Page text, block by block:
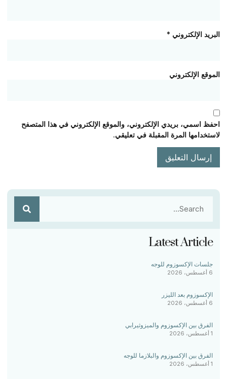
البريد الإلكتروني *
الموقع الإلكتروني
احفظ اسمي، بريدي الإلكتروني، والموقع الإلكتروني في هذا المتصفح
لاستخدامها المرة المقبلة في تعليقي.
Latest Article
جلسات الإكسوزوم للوجه
6 أغسطس، 2026
الإكسوزوم بعد الليزر
6 أغسطس، 2026
الفرق بين الإكسوزوم والميزوثيرابي
1 أغسطس، 2026
الفرق بين الإكسوزوم والبلازما للوجه
1 أغسطس، 2026